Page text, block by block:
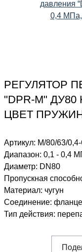
РЕГУЛЯТОР
"DPR-M"
ЦВЕТ
Артикул: M/80/63/
Диапазон: 0,1 - 0,4
Диаметр: DN80
Пропускная
Материал: чугун
Соединение:
Тип действия: